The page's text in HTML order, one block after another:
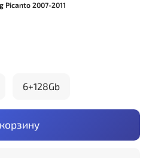
Picanto 2007-2011
6+128Gb